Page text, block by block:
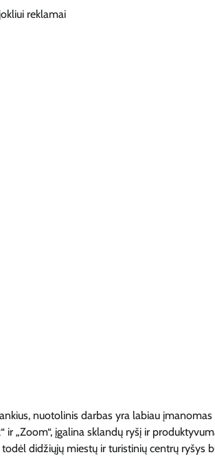
nuotolinis darbas yra labiau įmanomas
ir „Zoom“, įgalina sklandų ryšį ir
didžiųjų miestų ir turistinių centrų ryšys